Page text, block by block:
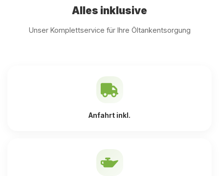
Alles inklusive
Unser Komplettservice für Ihre Öltankentsorgung
Anfahrt inkl.